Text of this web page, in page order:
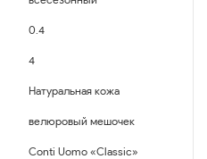
0.4
4
Натуральная кожа
велюровый мешочек
Conti Uomo «Classic»